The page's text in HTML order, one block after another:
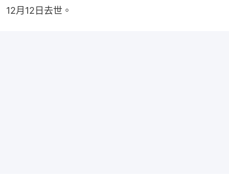
12月12日去世。